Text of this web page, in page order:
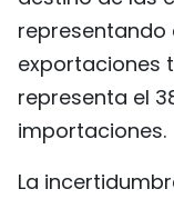
representando
exportaciones
representa el
importaciones.
La